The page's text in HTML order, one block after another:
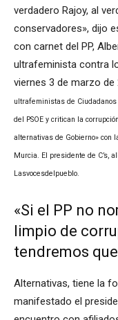
verdadero Rajoy, al
conservadores», dijo
con carnet del PP,
ultrafeminista contra
viernes 3 de marzo de
ultrafeministas de
del PSOE y critican la
alternativas de Gobierno» con
Murcia. El presidente de C’s,
Lasvocesdelpueblo.
«Si el PP no
limpio de
tendremos
Alternativas, tiene la
manifestado el